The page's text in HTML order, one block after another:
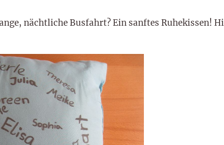
nächtliche Busfahrt? Ein sanftes Ruhekissen!